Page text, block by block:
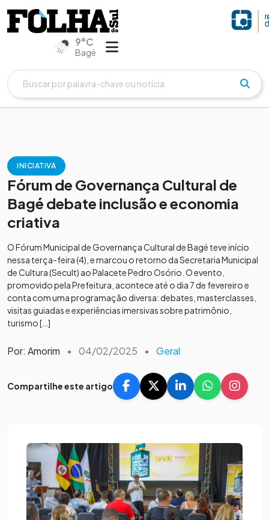
9°C
Bagé
INICIATIVA
Fórum de Governança Cultural de
Bagé debate inclusão e economia
criativa
O Fórum Municipal de Governança Cultural de Bagé teve início
nessa terça-feira (4), e marcou o retorno da Secretaria Municipal
de Cultura (Secult) ao Palacete Pedro Osório. O evento,
promovido pela Prefeitura, acontece até o dia 7 de fevereiro e
conta com uma programação diversa: debates, masterclasses,
visitas guiadas e experiências imersivas sobre patrimônio,
turismo […]
Por: Amorim • 04/02/2025 • Geral
Compartilhe este artigo